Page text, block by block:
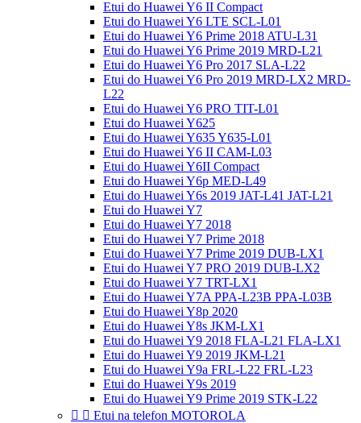
Etui do Huawei Y6 II Compact
Etui do Huawei Y6 LTE SCL-L01
Etui do Huawei Y6 Prime 2018 ATU-L31
Etui do Huawei Y6 Prime 2019 MRD-L21
Etui do Huawei Y6 Pro 2017 SLA-L22
Etui do Huawei Y6 Pro 2019 MRD-LX2 MRD-
L22
Etui do Huawei Y6 PRO TIT-L01
Etui do Huawei Y625
Etui do Huawei Y635 Y635-L01
Etui do Huawei Y6 II CAM-L03
Etui do Huawei Y6II Compact
Etui do Huawei Y6p MED-L49
Etui do Huawei Y6s 2019 JAT-L41 JAT-L21
Etui do Huawei Y7
Etui do Huawei Y7 2018
Etui do Huawei Y7 Prime 2018
Etui do Huawei Y7 Prime 2019 DUB-LX1
Etui do Huawei Y7 PRO 2019 DUB-LX2
Etui do Huawei Y7 TRT-LX1
Etui do Huawei Y7A PPA-L23B PPA-L03B
Etui do Huawei Y8p 2020
Etui do Huawei Y8s JKM-LX1
Etui do Huawei Y9 2018 FLA-L21 FLA-LX1
Etui do Huawei Y9 2019 JKM-L21
Etui do Huawei Y9a FRL-L22 FRL-L23
Etui do Huawei Y9s 2019
Etui do Huawei Y9 Prime 2019 STK-L22
  Etui na telefon MOTOROLA